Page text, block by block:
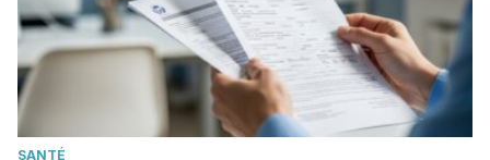
61942015000200008&lng=es&nrm=iso
Londoño, J., & Revista chilena de nutrición. (2006,
diciembre 3). LOS JUGOS DE CÍTRICOS INHIBEN LA
OXIDACIÓN DE LIPOPROTEÍNAS DE BAJA DENSIDAD:
RELACIÓN ENTRE ACTIVIDAD CAPTADORA DE RADICALES
SANTÉ